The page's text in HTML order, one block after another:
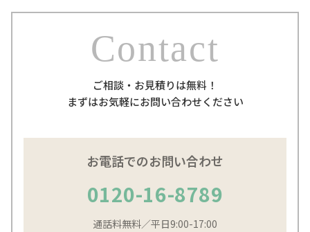
Contact
ご相談・お見積りは無料！
まずはお気軽にお問い合わせください
お電話でのお問い合わせ
0120-16-8789
通話料無料／平日9:00-17:00